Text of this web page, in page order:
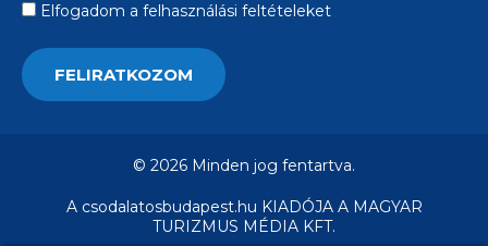
Elfogadom a felhasználási feltételeket
© 2026 Minden jog fentartva.
A csodalatosbudapest.hu KIADÓJA A MAGYAR
TURIZMUS MÉDIA KFT.